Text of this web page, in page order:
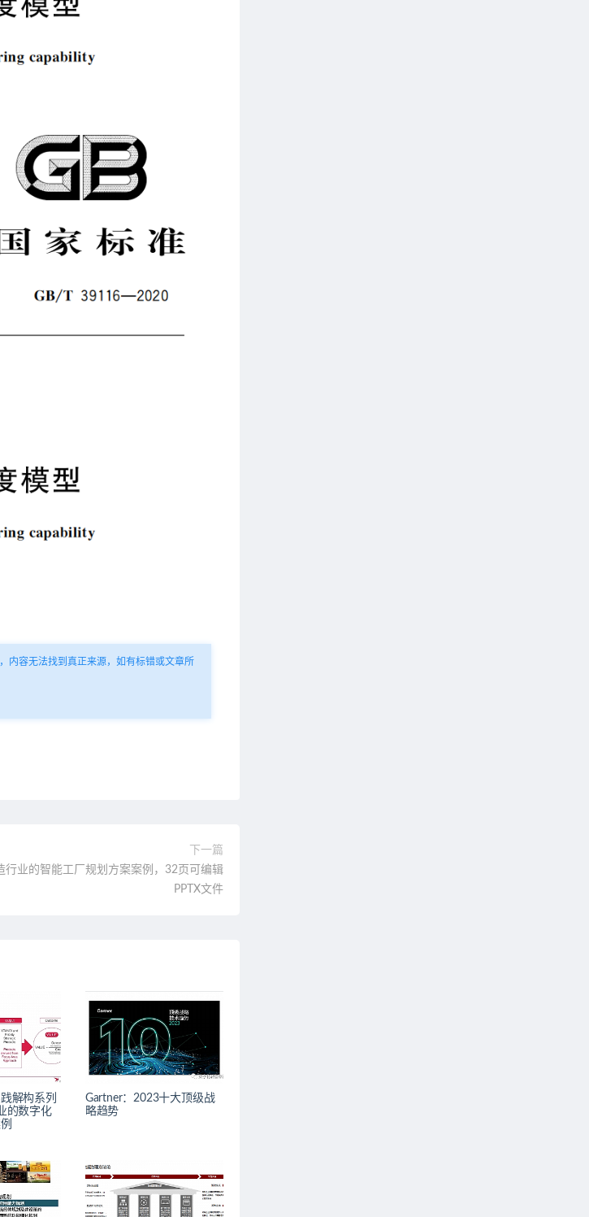
内容无法找到真正来源，如有标错或文章所
下一篇
行业的智能工厂规划方案案例，32页可编辑
PPTX文件
解构系列
的数字化
Gartner：2023十大顶级战
略趋势